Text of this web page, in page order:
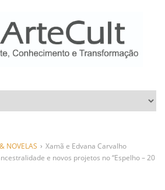
NOVELAS › Xamã e Edvana Carvalho
e novos projetos no “Espelho – 20